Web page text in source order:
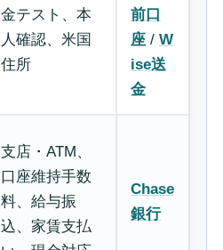
金テスト、本
人確認、米国
住所
前口
座/ W
ise送
金
支店・ATM、
口座維持手数
料、給与振
込、家賃支払
Chase
銀行